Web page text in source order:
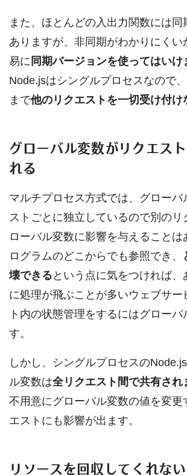
また、ほとんどの入出力関数には同
ありますが、非同期がわかりにくい
易に 同期バージョンを使ってはいけ
Node.jsはシングルプロセスなので
まで他のリクエストを一切受け付け
グローバル変数がリクエス
れる
マルチプロセス方式では、グローバ
ストごとに独立しているので別のリ
ローバル変数に影響を与えること
ログラムのどこからでも参照でき、
壊できる という点に気をつければ、
に処理が飛ぶことが多いウェブサー
ト内の状態管理をするにはグロー
す。
しかし、シングルプロセスの
ル変数は全リクエスト間で共有され
不用意にグローバル変数の値を変更
エストにも影響が出ます。
リソースを回収してくれない